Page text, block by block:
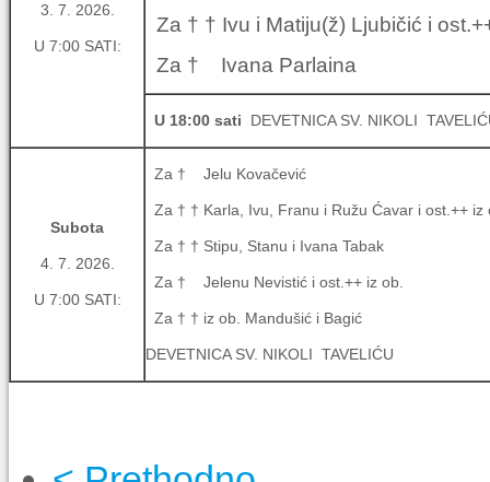
3. 7. 2026.
U 7:00 SATI:
Za † † Ivu i Matiju(ž) Ljubičić i
Za † Ivana Parlaina
U 18:00 sati DEVETNICA SV. NIKOLI
Subota
4. 7. 2026.
U 7:00 SATI:
Za † Jelu Kovačević
Za † † Karla, Ivu, Franu i Ružu Ćavar i ost.++ iz
Za † † Stipu, Stanu i Ivana Tabak
Za † Jelenu Nevistić i ost.++ iz ob.
Za † † iz ob. Mandušić i Bagić
DEVETNICA SV. NIKOLI TAVELIĆU